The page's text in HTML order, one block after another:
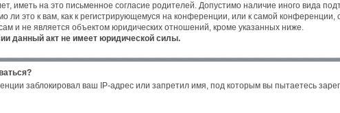
иметь на это письменное согласие родителей. Допустимо наличие иного вида
ли это к вам, как к регистрирующемуся на конференции, или к самой
и не является объектом юридических отношений, кроме указанных ниже.
данный акт не имеет юридической силы.
заблокировал ваш IP-адрес или запретил имя, под которым вы пытаетесь